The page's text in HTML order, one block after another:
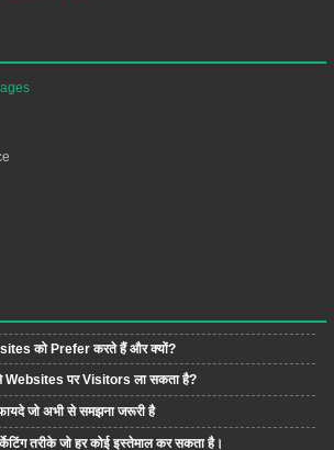
को Prefer करते हैं और क्यों?
पर Visitors ला सकता है?
जो अभी से समझना जरूरी है
तरीके जो हर कोई इस्तेमाल कर सकता है।